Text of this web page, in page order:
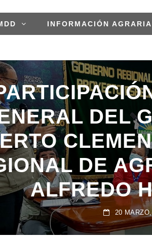
INFORMACIÓN AGRARIA
DEL
DE
ALFREDO
20